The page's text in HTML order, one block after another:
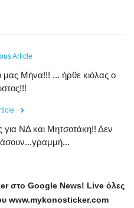
Article
Μήνα!!! ... ήρθε κιόλας ο
για ΝΔ και Μητσοτάκη!! Δεν
στο Google News! Liveόλες
www.mykonosticker.com